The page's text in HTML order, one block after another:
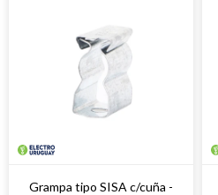
Grampa tipo SISA c/cuña -